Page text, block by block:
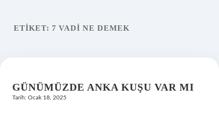
Yasal Uyarı
ETIKET: 7 VADI NE DEMEK
GÜNÜMÜZDE ANKA KUŞU VAR MI
Tarih: Ocak 18, 2025